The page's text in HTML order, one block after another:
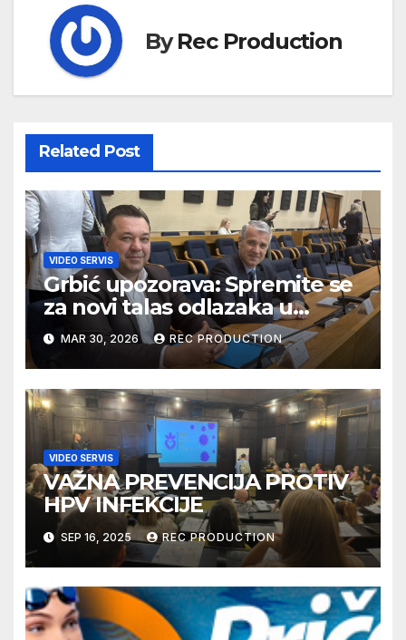
ByRec Production
Related Post
VIDEO SERVIS
Grbić upozorava: Spremite se
za novi talas odlazaka u
Njemačku
MAR 30, 2026 REC PRODUCTION
VIDEO SERVIS
VAŽNA PREVENCIJA PROTIV
HPV INFEKCIJE
SEP 16, 2025 REC PRODUCTION